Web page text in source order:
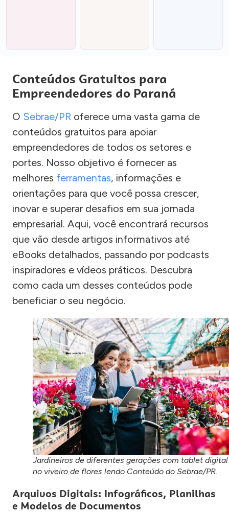
Conteúdos Gratuitos para
Empreendedores do Paraná
O Sebrae/PR oferece uma vasta gama de
conteúdos gratuitos para apoiar
empreendedores de todos os setores e
portes. Nosso objetivo é fornecer as
melhores ferramentas, informações e
orientações para que você possa crescer,
inovar e superar desafios em sua jornada
empresarial. Aqui, você encontrará recursos
que vão desde artigos informativos até
eBooks detalhados, passando por podcasts
inspiradores e vídeos práticos. Descubra
como cada um desses conteúdos pode
beneficiar o seu negócio.
Jardineiros de diferentes gerações com tablet digital
no viveiro de flores lendo Conteúdo do Sebrae/PR.
Arquivos Digitais: Infográficos, Planilhas
e Modelos de Documentos